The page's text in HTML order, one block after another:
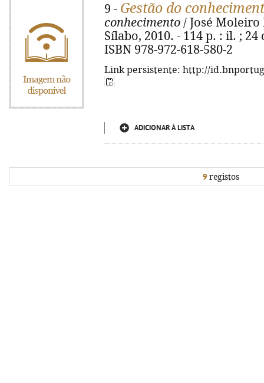
9 - Gestão do
conhecimento / José Moleiro
Sílabo, 2010. - 114 p. : il. ;
ISBN 978-972-618-580-2
Link persistente: http://
ADICIONAR À LISTA
9 registos